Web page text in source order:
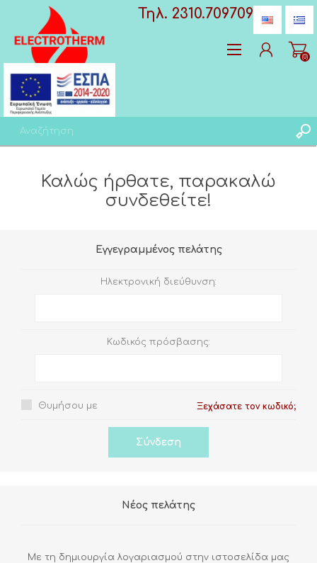
Τηλ. 2310.709709
Σύνδεση
(0)
Καλώς ήρθατε, παρακαλώ
συνδεθείτε!
Εγγεγραμμένος πελάτης
Ηλεκτρονική διεύθυνση:
Κωδικός πρόσβασης:
Θυμήσου με Ξεχάσατε τον κωδικό;
Νέος πελάτης
Με τη δημιουργία λογαριασμού στην ιστοσελίδα μας